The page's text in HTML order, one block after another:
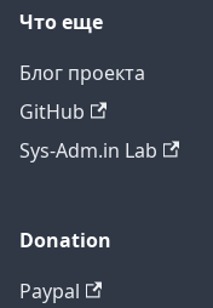
Что еще
Блог проекта
GitHub
Sys-Adm.in Lab
Donation
Paypal